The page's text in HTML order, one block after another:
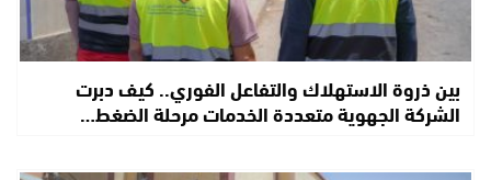
بين ذروة الاستهلاك والتفاعل الفوري.. كيف دبرت
الشركة الجهوية متعددة الخدمات مرحلة الضغط…